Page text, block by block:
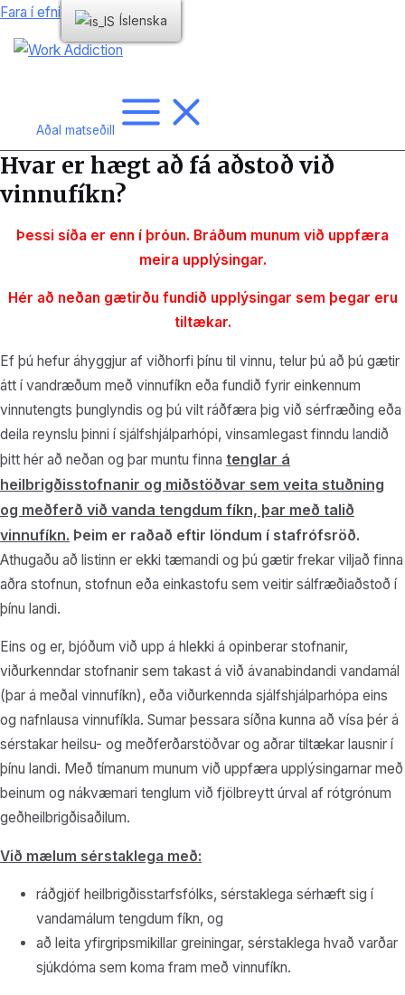
Fara í efni
Aðal matseðill
Hvar er hægt að fá aðstoð við
vinnufíkn?
Þessi síða er enn í þróun. Bráðum munum við uppfæra
meira upplýsingar.
Hér að neðan gætirðu fundið upplýsingar sem þegar eru
tiltækar.
Ef þú hefur áhyggjur af viðhorfi þínu til vinnu, telur þú að þú gætir
átt í vandræðum með vinnufíkn eða fundið fyrir einkennum
vinnutengts þunglyndis og þú vilt ráðfæra þig við sérfræðing eða
deila reynslu þinni í sjálfshjálparhópi, vinsamlegast finndu landið
þitt hér að neðan og þar muntu finna tenglar á
heilbrigðisstofnanir og miðstöðvar sem veita stuðning
og meðferð við vanda tengdum fíkn, þar með talið
vinnufíkn. Þeim er raðað eftir löndum í stafrófsröð.
Athugaðu að listinn er ekki tæmandi og þú gætir frekar viljað finna
aðra stofnun, stofnun eða einkastofu sem veitir sálfræðiaðstoð í
þínu landi.
Eins og er, bjóðum við upp á hlekki á opinberar stofnanir,
viðurkenndar stofnanir sem takast á við ávanabindandi vandamál
(þar á meðal vinnufíkn), eða viðurkennda sjálfshjálparhópa eins
og nafnlausa vinnufíkla. Sumar þessara síðna kunna að vísa þér á
sérstakar heilsu- og meðferðarstöðvar og aðrar tiltækar lausnir í
þínu landi. Með tímanum munum við uppfæra upplýsingarnar með
beinum og nákvæmari tenglum við fjölbreytt úrval af rótgrónum
geðheilbrigðisaðilum.
Við mælum sérstaklega með:
ráðgjöf heilbrigðisstarfsfólks, sérstaklega sérhæft sig í
vandamálum tengdum fíkn, og
að leita yfirgripsmikillar greiningar, sérstaklega hvað varðar
sjúkdóma sem koma fram með vinnufíkn.
Íslenska